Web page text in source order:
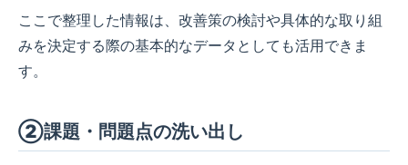
ここで整理した情報は、改善策の検討や具体的な取り組
みを決定する際の基本的なデータとしても活用できま
す。
②課題・問題点の洗い出し